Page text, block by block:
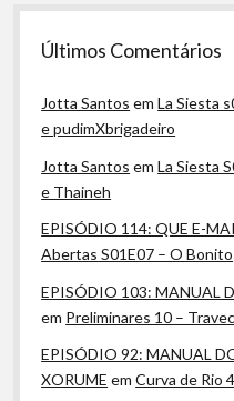
Últimos Comentários
Jotta Santos emLa Siesta
e pudimXbrigadeiro
Jotta Santos emLa Siesta
e Thaineh
EPISÓDIO 114: QUE E-
Abertas S01E07 – O Bonito
EPISÓDIO 103: MANUAL
em Preliminares 10 –
EPISÓDIO 92: MANUAL
XORUME emCurva de Rio